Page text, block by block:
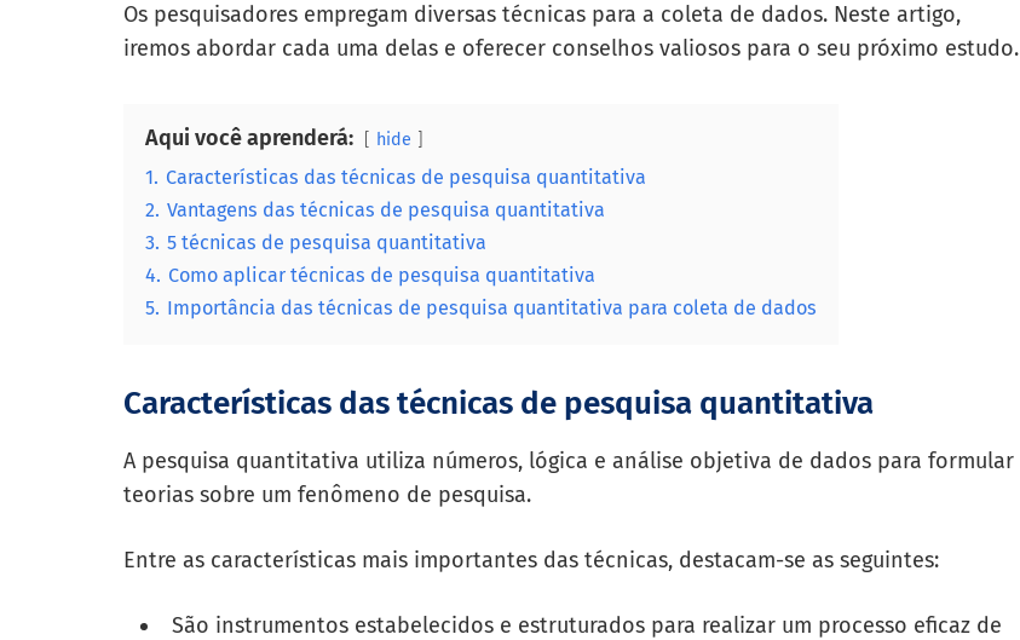
Os pesquisadores empregam diversas técnicas para a coleta de dados. Neste artigo,
iremos abordar cada uma delas e oferecer conselhos valiosos para o seu próximo estudo.
Aqui você aprenderá: hide
1. Características das técnicas de pesquisa quantitativa
2. Vantagens das técnicas de pesquisa quantitativa
3. 5 técnicas de pesquisa quantitativa
4. Como aplicar técnicas de pesquisa quantitativa
5. Importância das técnicas de pesquisa quantitativa para coleta de dados
Características das técnicas de pesquisa quantitativa
A pesquisa quantitativa utiliza números, lógica e análise objetiva de dados para formular
teorias sobre um fenômeno de pesquisa.
Entre as características mais importantes das técnicas, destacam-se as seguintes:
São instrumentos estabelecidos e estruturados para realizar um processo eficaz de